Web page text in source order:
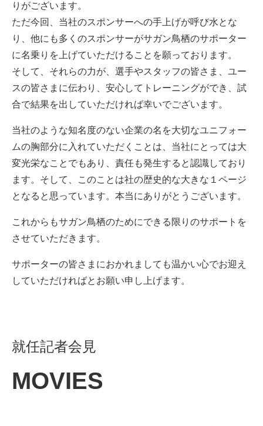
りがございます。
ただ今回、当社のスポンサーへの手上げが呼び水とな
り、他にも多くのスポンサーがサガン鳥栖のサポーター
に名乗りを上げていただけることを願っております。
そして、それらの力が、選手やスタッフの皆さま、ユー
スの皆さまに伝わり、安心してトレーニングができ、試
合で結果を出していただければ幸いでございます。
当社のような知名度のない企業の名を大切なユニフォー
ムの胸部分に入れていただくことは、当社にとっては大
変光栄なことでもあり、責任も発生すると認識しており
ます。そして、このことは社の歴史的な大きな１ページ
となると思っています。本当にありがとうございます。
これからもサガン鳥栖のためにできる限りのサポートを
させていただきます。
サポーターの皆さまにおかれましても温かい心でお迎え
していただければとお願い申し上げます。
就任記者会見